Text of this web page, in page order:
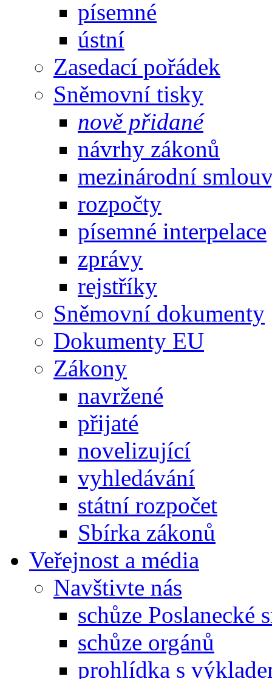
písemné
ústní
Zasedací pořádek
Sněmovní tisky
nově přidané
návrhy zákonů
mezinárodní
rozpočty
písemné interpelace
zprávy
rejstříky
Sněmovní dokumenty
Dokumenty EU
Zákony
navržené
přijaté
novelizující
vyhledávání
státní rozpočet
Sbírka zákonů
Veřejnost a média
Navštivte nás
schůze Poslanecké
schůze orgánů
prohlídka s